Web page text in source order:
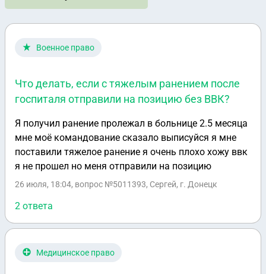
Военное право
Что делать, если с тяжелым ранением после
госпиталя отправили на позицию без ВВК?
Я получил ранение пролежал в больнице 2.5 месяца
мне моё командование сказало выписуйся я мне
поставили тяжелое ранение я очень плохо хожу ввк
я не прошел но меня отправили на позицию
26 июля, 18:04, вопрос №5011393, Сергей, г. Донецк
2 ответа
Медицинское право